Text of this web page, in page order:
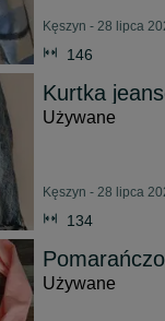
Kęszyn - 28 lipca
146
Kurtka
Używane
Kęszyn - 28 lipca
134
Używane